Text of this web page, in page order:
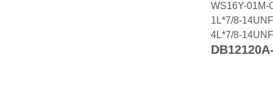
WS16Y-01M-
1L*7/8-
4L*7/8-